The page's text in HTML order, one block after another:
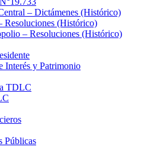
– Dictámenes (Histórico)
Resoluciones (Histórico)
– Resoluciones (Histórico)
Interés y Patrimonio
TDLC
Públicas